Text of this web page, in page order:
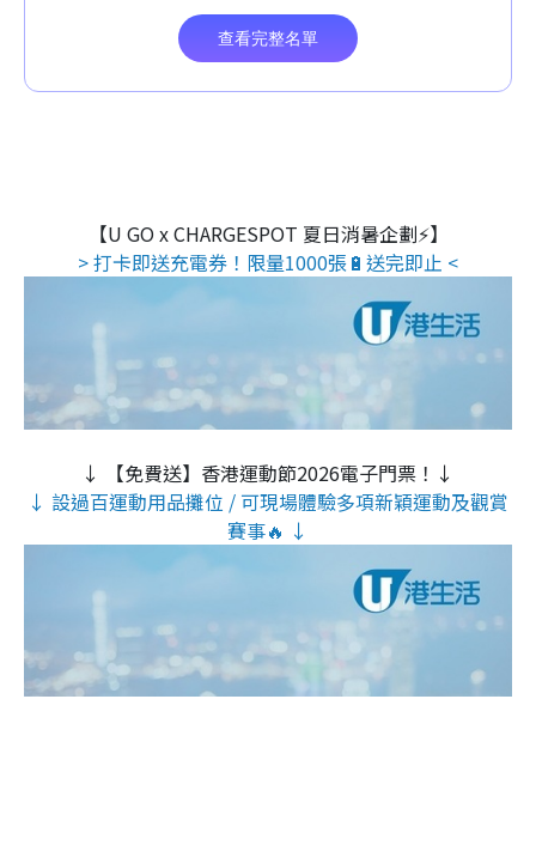
【U GO x CHARGESPOT 夏日消暑企劃⚡】
> 打卡即送充電券！限量1000張🔋送完即止 <
↓ 【免費送】香港運動節2026電子門票！↓
↓ 設過百運動用品攤位 / 可現場體驗多項新穎運動及觀賞
賽事🔥 ↓